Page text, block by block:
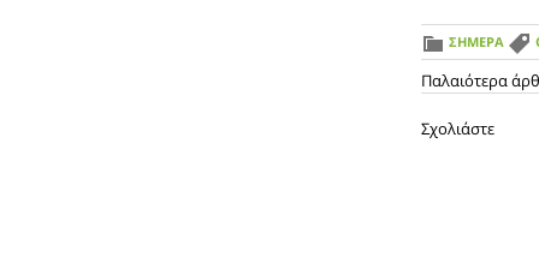
ΣΗΜΕΡΑ
Παλαιότερα
Σχολιάστε